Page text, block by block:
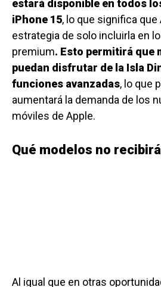
estará disponible en todos
iPhone 15, lo que significa que
estrategia de solo incluirla en
premium. Esto permitirá que
puedan disfrutar de la Isla
funciones avanzadas, lo que
aumentará la demanda de los
móviles de Apple.
Qué modelos no
Al igual que en otras